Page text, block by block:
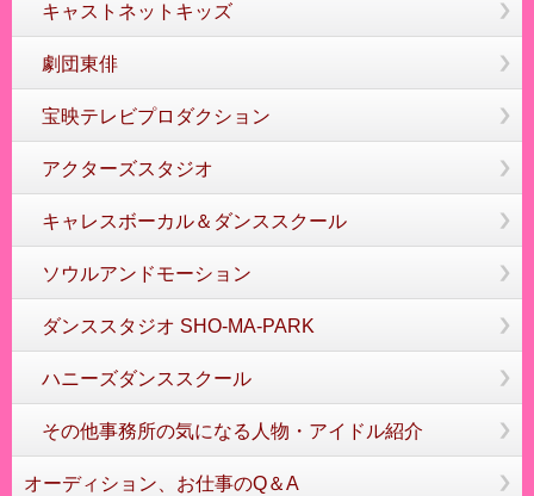
キャストネットキッズ
劇団東俳
宝映テレビプロダクション
アクターズスタジオ
キャレスボーカル＆ダンススクール
ソウルアンドモーション
ダンススタジオ SHO-MA-PARK
ハニーズダンススクール
その他事務所の気になる人物・アイドル紹介
オーディション、お仕事のQ＆A